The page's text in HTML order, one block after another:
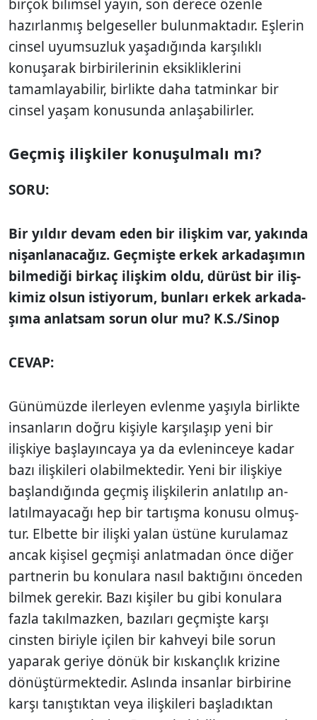
birçok bilimsel yayın, son derece özenle
hazırlanmış belgeseller bulunmak­tadır. Eşlerin
cinsel uyumsuzluk yaşadığında karşılıklı
konuşarak birbirilerinin eksiklikle­rini
tamamlayabilir, birlikte daha tatminkar bir
cinsel yaşam konusunda anlaşabilirler.
Geçmiş ilişkiler konuşulmalı mı?
SORU:
Bir yıldır devam eden bir ilişkim var, yakında
nişanlanacağız. Geçmişte erkek arkadaşımın
bilmediği birkaç ilişkim oldu, dürüst bir iliş­
kimiz olsun istiyorum, bunları erkek arkada­
şıma anlatsam sorun olur mu? K.S./Sinop
CEVAP:
Günümüzde ilerleyen evlenme yaşıyla birlik­te
insanların doğru kişiyle karşılaşıp yeni bir
ilişkiye başlayıncaya ya da evleninceye kadar
bazı ilişkileri olabilmektedir. Yeni bir ilişkiye
başlandığında geçmiş ilişkilerin anlatılıp an­
latılmayacağı hep bir tartışma konusu olmuş­
tur. Elbette bir ilişki yalan üstüne kurulamaz
ancak kişisel geçmişi anlatmadan önce diğer
partnerin bu konulara nasıl baktığını önceden
bilmek gerekir. Bazı kişiler bu gibi konulara
fazla takılmazken, bazıları geçmişte karşı
cinsten biriyle içilen bir kahveyi bile sorun
yaparak geriye dönük bir kıskançlık krizine
dönüştürmektedir. Aslında insanlar birbirine
karşı tanıştıktan veya ilişkileri başladıktan